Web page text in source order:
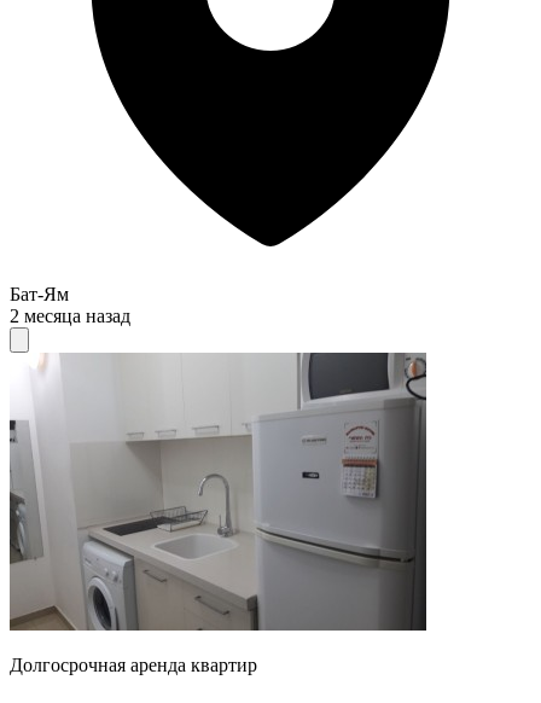
Бат-Ям
2 месяца назад
Долгосрочная аренда квартир